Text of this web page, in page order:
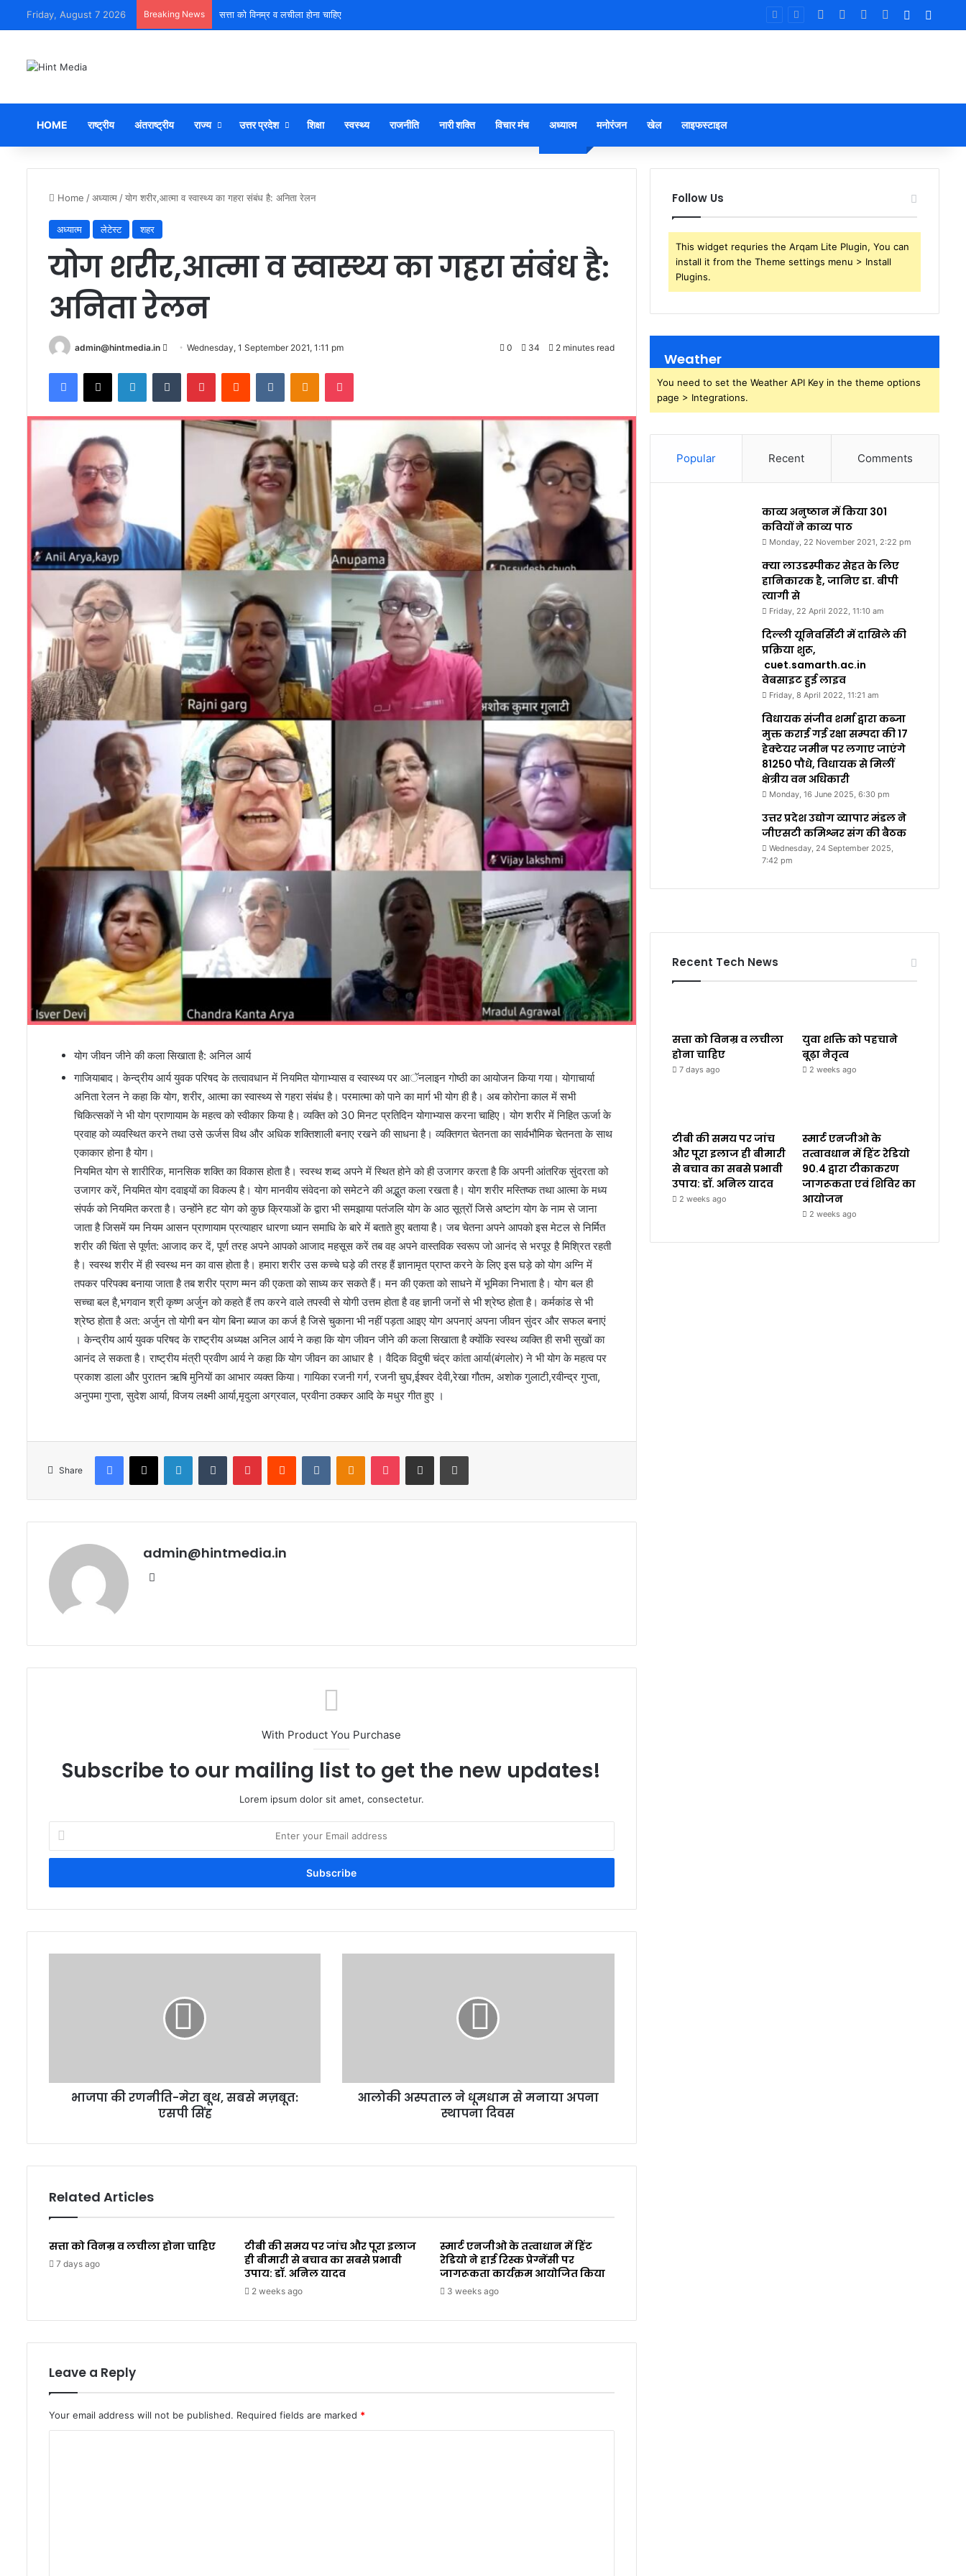
Friday, August 7 2026 Breaking News सत्ता को विनम्र व लचीला होना चाहिए Facebook YouTubeInstagram
Log In
HOME राष्ट्रीय अंतराष्ट्रीय राज्य उत्तर प्रदेश शिक्षा स्वस्थ्य राजनीति नारी शक्ति विचार मंच अध्यात्म मनोरंजन खेल लाइफस्टाइल
Home /अध्यात्म /योग शरीर,आत्मा व स्वास्थ्य का गहरा संबंध है: अनिता रेलन
अध्यात्म लेटेस्ट शहर
योग शरीर,आत्मा व स्वास्थ्य का गहरा संबंध है:
अनिता रेलन
admin@hintmedia.in
Send
email
Wednesday, 1 September 2021, 1:11 pm 0 34 2 minutes read
Facebook
X LinkedInTumblr PinterestReddit VKontakteOdnoklassniki
Pocket
योग जीवन जीने की कला सिखाता है: अनिल आर्य
गाजियाबाद। केन्द्रीय आर्य युवक परिषद के तत्वावधान में नियमित योगाभ्यास व स्वास्थ्य पर आॅनलाइन गोष्ठी का आयोजन किया गया। योगाचार्या
अनिता रेलन ने कहा कि योग, शरीर, आत्मा का स्वास्थ्य से गहरा संबंध है। परमात्मा को पाने का मार्ग भी योग ही है। अब कोरोना काल में सभी
चिकित्सकों ने भी योग प्राणायाम के महत्व को स्वीकार किया है। व्यक्ति को 30 मिनट प्रतिदिन योगाभ्यास करना चाहिए। योग शरीर में निहित ऊर्जा के
प्रवाह को व्यवस्थित करने तथा उसे ऊर्जस विथ और अधिक शक्तिशाली बनाए रखने की साधना है। व्यक्तिगत चेतनता का सार्वभौमिक चेतनता के साथ
एकाकार होना है योग।
नियमित योग से शारीरिक, मानसिक शक्ति का विकास होता है। स्वस्थ शब्द अपने में स्थित होने को ही उजागर करता है कि अपनी आंतरिक सुंदरता को
उजागर करें, नियमित योग दवाइयों का विकल्प है। योग मानवीय संवेदना को समेटने की अद्भुत कला रखता है। योग शरीर मस्तिष्क तथा आत्मा के मध्य
संपर्क को नियमित करता है। उन्होंने हट योग को कुछ क्रियाओं के द्वारा भी समझाया पतंजलि योग के आठ सूत्रों जिसे अष्टांग योग के नाम से जाना
जाता है जिसमें यम नियम आसन प्राणायाम प्रत्याहार धारणा ध्यान समाधि के बारे में बताते हुए बताया है। जब चेतना अपने आपको इस मेटल से निर्मित
शरीर की चिंता से पूर्णत: आजाद कर दें, पूर्ण तरह अपने आपको आजाद महसूस करें तब वह अपने वास्तविक स्वरूप जो आनंद से भरपूर है मिश्रित रहती
है। स्वस्थ शरीर में ही स्वस्थ मन का वास होता है। हमारा शरीर उस कच्चे घड़े की तरह हैं ज्ञानामृत प्राप्त करने के लिए इस घड़े को योग अग्नि में
तपकर परिपक्व बनाया जाता है तब शरीर प्राण म्मन की एकता को साध्य कर सकते हैं। मन की एकता को साधने में भूमिका निभाता है। योग बल ही
सच्चा बल है,भगवान श्री कृष्ण अर्जुन को कहते हैं तप करने वाले तपस्वी से योगी उत्तम होता है वह ज्ञानी जनों से भी श्रेष्ठ होता है। कर्मकांड से भी
श्रेष्ठ होता है अत: अर्जुन तो योगी बन योग बिना ब्याज का कर्ज है जिसे चुकाना भी नहीं पड़ता आइए योग अपनाएं अपना जीवन सुंदर और सफल बनाएं
। केन्द्रीय आर्य युवक परिषद के राष्ट्रीय अध्यक्ष अनिल आर्य ने कहा कि योग जीवन जीने की कला सिखाता है क्योंकि स्वस्थ व्यक्ति ही सभी सुखों का
आनंद ले सकता है। राष्ट्रीय मंत्री प्रवीण आर्य ने कहा कि योग जीवन का आधार है । वैदिक विदुषी चंद्र कांता आर्या(बंगलोर) ने भी योग के महत्व पर
प्रकाश डाला और पुरातन ऋषि मुनियों का आभार व्यक्त किया। गायिका रजनी गर्ग, रजनी चुघ,ईश्वर देवी,रेखा गौतम, अशोक गुलाटी,रवीन्द्र गुप्ता,
अनुपमा गुप्ता, सुदेश आर्या, विजय लक्ष्मी आर्या,मृदुला अग्रवाल, प्रवीना ठक्कर आदि के मधुर गीत हुए ।
Share
Facebook
X LinkedInTumblr PinterestReddit VKontakteOdnoklassniki
Pocket Share via Email Print
admin@hintmedia.in
With Product You Purchase
Subscribe to our mailing list to get the new updates!
Lorem ipsum dolor sit amet, consectetur.
your
Email
भाजपा की रणनीति-मेरा बूथ, सबसे मज़बूत:
एसपी सिंह
आलोकी अस्पताल ने धूमधाम से मनाया अपना
स्थापना दिवस
Related Articles
सत्ता को विनम्र व लचीला होना चाहिए
7 days ago
टीबी की समय पर जांच और पूरा इलाज
ही बीमारी से बचाव का सबसे प्रभावी
उपाय: डॉ. अनिल यादव
2 weeks ago
स्मार्ट एनजीओ के तत्वाधान में हिंट
रेडियो ने हाई रिस्क प्रेग्नेंसी पर
जागरूकता कार्यक्रम आयोजित किया
3 weeks ago
Leave a Reply
Your email address will not be published. Required fields are marked *
Follow Us
This widget requries the Arqam Lite Plugin, You can
install it from the Theme settings menu > Install
Plugins.
Weather
You need to set the Weather API Key in the theme options
page > Integrations.
Popular Recent Comments
काव्य अनुष्ठान में किया 301
कवियों ने काव्य पाठ
Monday, 22 November 2021, 2:22 pm
क्या लाउडस्पीकर सेहत के लिए
हानिकारक है, जानिए डा. बीपी
त्यागी से
Friday, 22 April 2022, 11:10 am
दिल्ली यूनिवर्सिटी में दाखिले की
प्रक्रिया शुरू,
cuet.samarth.ac.in
वेबसाइट हुई लाइव
Friday, 8 April 2022, 11:21 am
विधायक संजीव शर्मा द्वारा कब्जा
मुक्त कराई गई रक्षा सम्पदा की 17
हेक्टेयर जमीन पर लगाए जाएंगे
81250 पौधे, विधायक से मिलीं
क्षेत्रीय वन अधिकारी
Monday, 16 June 2025, 6:30 pm
उत्तर प्रदेश उद्योग व्यापार मंडल ने
जीएसटी कमिश्नर संग की बैठक
Wednesday, 24 September 2025,
7:42 pm
Recent Tech News
सत्ता को विनम्र व लचीला
होना चाहिए
7 days ago
युवा शक्ति को पहचाने
बूढ़ा नेतृत्व
2 weeks ago
टीबी की समय पर जांच
और पूरा इलाज ही बीमारी
से बचाव का सबसे प्रभावी
उपाय: डॉ. अनिल यादव
2 weeks ago
स्मार्ट एनजीओ के
तत्वावधान में हिंट रेडियो
90.4 द्वारा टीकाकरण
जागरूकता एवं शिविर का
आयोजन
2 weeks ago